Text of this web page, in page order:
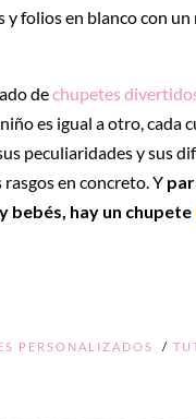
y folios en blanco con un
dechupetes
es igual a otro, cada
peculiaridades y sus
en concreto. Y
bebés, hay un chupete
PERSONALIZADOS /